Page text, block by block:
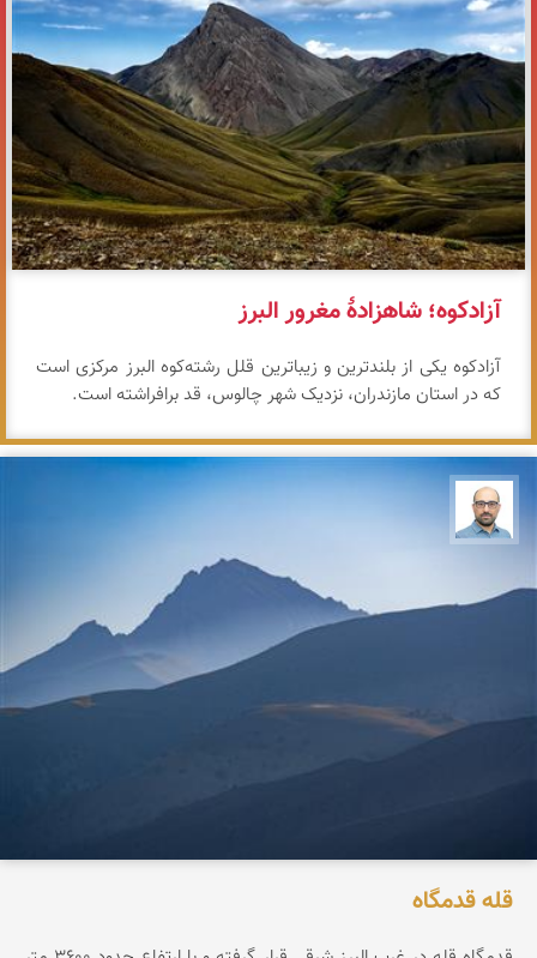
آزادکوه؛ شاهزادهٔ مغرور البرز
آزادکوه یکی از بلندترین و زیباترین قلل رشته‌کوه البرز مرکزی است
که در استان مازندران، نزدیک شهر چالوس، قد برافراشته است.
قله قدمگاه